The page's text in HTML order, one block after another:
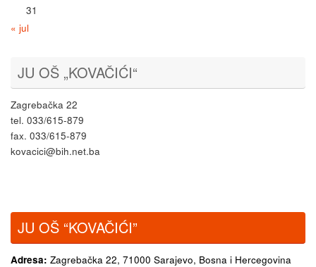
31
« jul
JU OŠ „KOVAČIĆI“
Zagrebačka 22
tel. 033/615-879
fax. 033/615-879
kovacici@bih.net.ba
JU OŠ “KOVAČIĆI”
Adresa: Zagrebačka 22, 71000 Sarajevo, Bosna i Hercegovina